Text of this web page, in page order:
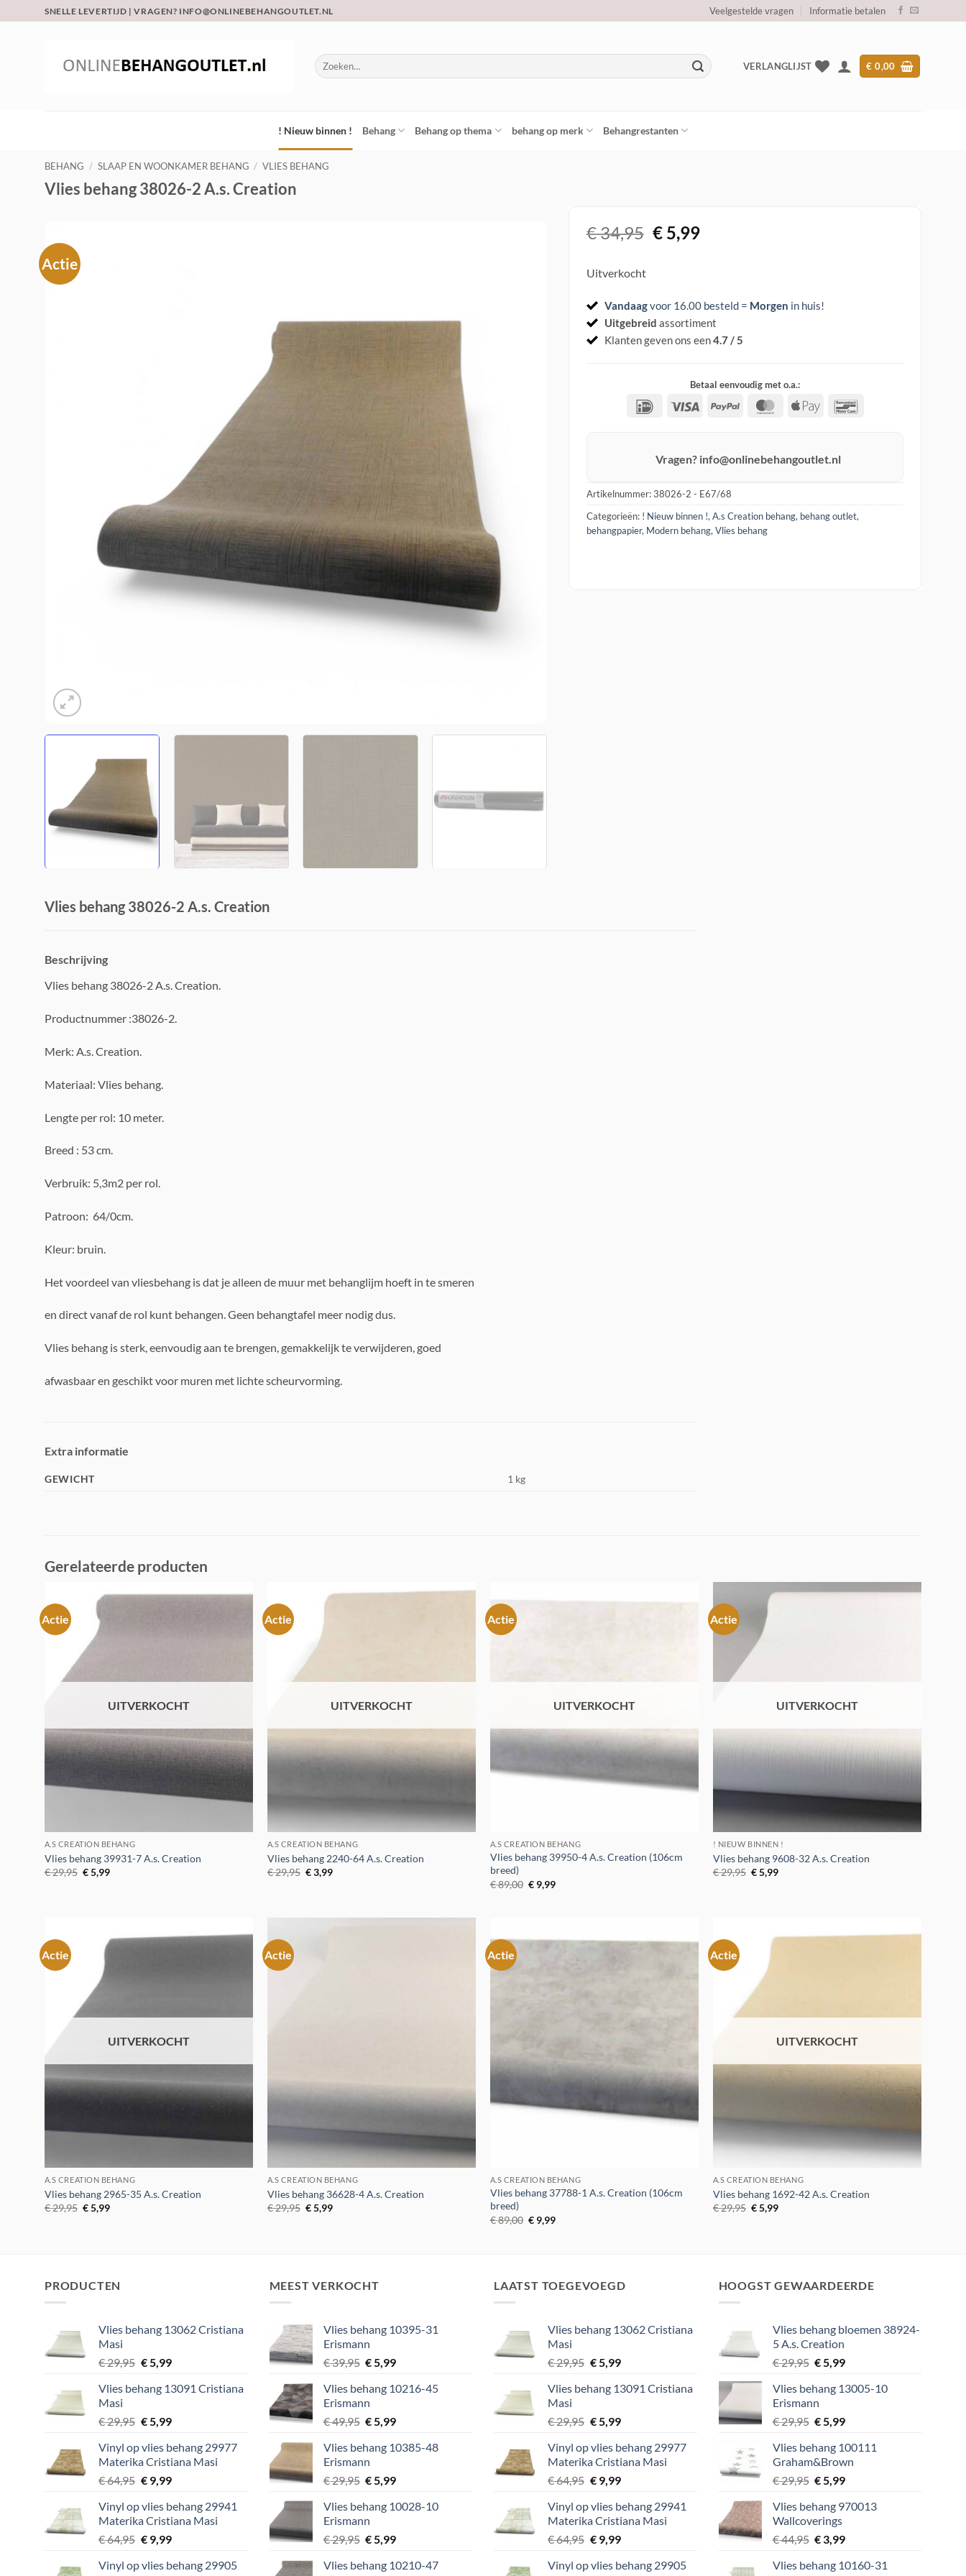
naar
SNELLE LEVERTIJD | VRAGEN? INFO@ONLINEBEHANGOUTLET.NL Veelgestelde vragen Informatie betalen
Zoeken
naar:
VERLANGLIJST € 0,00
! Nieuw binnen ! Behang Behang op thema behang op merk Behangrestanten
BEHANG / SLAAP EN WOONKAMER BEHANG / VLIES BEHANG
Vlies behang 38026-2 A.s. Creation
Actie
€34,95 Oorspronkelijke
prijs
€5,99Huidige
Uitverkocht
Vandaagvoor 16.00 besteld = Morgen in huis!
Uitgebreid assortiment
Klanten geven ons een4.7 / 5
Betaal eenvoudig met o.a.:
IDeal Visa PayPal MasterCard
Apple
Vragen? info@onlinebehangoutlet.nl
Artikelnummer:38026-2 - E67/68
Categorieën: ! Nieuw binnen !,A.s Creation behang, behang outlet,
behangpapier, Modern behang,Vlies behang
Vlies behang 38026-2 A.s. Creation
Beschrijving
Vlies behang 38026-2 A.s. Creation.
Productnummer :38026-2.
Merk: A.s. Creation.
Materiaal: Vlies behang.
Lengte per rol: 10 meter.
Breed : 53 cm.
Verbruik: 5,3m2 per rol.
Patroon: 64/0cm.
Kleur: bruin.
Het voordeel van vliesbehang is dat je alleen de muur met behanglijm hoeft in te smeren
en direct vanaf de rol kunt behangen. Geen behangtafel meer nodig dus.
Vlies behang is sterk, eenvoudig aan te brengen, gemakkelijk te verwijderen, goed
afwasbaar en geschikt voor muren met lichte scheurvorming.
Extra informatie
GEWICHT 1 kg
Gerelateerde producten
Actie
UITVERKOCHT
A.S CREATION BEHANG
Vlies behang 39931-7 A.s. Creation
€29,95 Oorspronkelijke
prijs
€5,99Huidige
Actie
UITVERKOCHT
A.S CREATION BEHANG
Vlies behang 2240-64 A.s. Creation
€29,95 Oorspronkelijke
prijs
€3,99Huidige
Actie
UITVERKOCHT
A.S CREATION BEHANG
Vlies behang 39950-4 A.s. Creation (106cm
breed)
€89,00 Oorspronkelijke
prijs
€ 9,99Huidige
Actie
UITVERKOCHT
! NIEUW BINNEN !
Vlies behang 9608-32 A.s. Creation
€29,95 Oorspronkelijke
prijs
€5,99Huidige
Actie
UITVERKOCHT
A.S CREATION BEHANG
Vlies behang 2965-35 A.s. Creation
€29,95 Oorspronkelijke
prijs
€5,99Huidige
Actie
A.S CREATION BEHANG
Vlies behang 36628-4 A.s. Creation
€29,95 Oorspronkelijke
prijs
€5,99Huidige
Actie
A.S CREATION BEHANG
Vlies behang 37788-1 A.s. Creation (106cm
breed)
€89,00 Oorspronkelijke
prijs
€ 9,99Huidige
Actie
UITVERKOCHT
A.S CREATION BEHANG
Vlies behang 1692-42 A.s. Creation
€29,95 Oorspronkelijke
prijs
€5,99Huidige
PRODUCTEN
Vlies behang 13062 Cristiana
Masi
€29,95 Oorspronkelijke
was:
€5,99Huidige
is:
Vlies behang 13091 Cristiana
Masi
€29,95 Oorspronkelijke
was:
€ 29,95.
€5,99Huidige
is:
€ 5,99.
Vinyl op vlies behang 29977
Materika Cristiana Masi
€64,95 Oorspronkelijke
was:
€ 64,95.
€9,99Huidige
is:
€ 9,99.
Vinyl op vlies behang 29941
Materika Cristiana Masi
€64,95 Oorspronkelijke
was:
€9,99Huidige
is:
Vinyl op vlies behang 29905
MEEST VERKOCHT
Vlies behang 10395-31
Erismann
€39,95 Oorspronkelijke
was:
€ 39,95.
€5,99Huidige
is:
Vlies behang 10216-45
Erismann
€49,95 Oorspronkelijke
was:
€ 49,95.
€5,99Huidige
is:
Vlies behang 10385-48
Erismann
€29,95 Oorspronkelijke
was:
€ 29,95.
€5,99Huidige
is:
Vlies behang 10028-10
Erismann
€29,95 Oorspronkelijke
was:
€5,99Huidige
is:
Vlies behang 10210-47
LAATST TOEGEVOEGD
Vlies behang 13062 Cristiana
Masi
€29,95 Oorspronkelijke
was:
€5,99Huidige
is:
Vlies behang 13091 Cristiana
Masi
€29,95 Oorspronkelijke
was:
€ 29,95.
€5,99Huidige
is:
€ 5,99.
Vinyl op vlies behang 29977
Materika Cristiana Masi
€64,95 Oorspronkelijke
was:
€ 64,95.
€9,99Huidige
is:
€ 9,99.
Vinyl op vlies behang 29941
Materika Cristiana Masi
€64,95 Oorspronkelijke
was:
€9,99Huidige
is:
Vinyl op vlies behang 29905
HOOGST GEWAARDEERDE
Vlies behang bloemen 38924-
5 A.s. Creation
€29,95 Oorspronkelijke
was:
€ 29,95.
€5,99Huidige
is:
Vlies behang 13005-10
Erismann
€29,95 Oorspronkelijke
was:
€ 29,95.
€5,99Huidige
is:
€ 5,99.
Vlies behang 100111
Graham&Brown
€29,95 Oorspronkelijke
was:
€ 29,95.
€5,99Huidige
is:
Vlies behang 970013
Wallcoverings
€44,95 Oorspronkelijke
was:
€ 3,99Huidige
is:
Vlies behang 10160-31